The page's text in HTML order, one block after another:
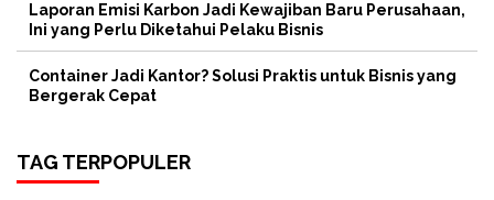
Laporan Emisi Karbon Jadi Kewajiban Baru Perusahaan,
Ini yang Perlu Diketahui Pelaku Bisnis
Container Jadi Kantor? Solusi Praktis untuk Bisnis yang
Bergerak Cepat
TAG TERPOPULER